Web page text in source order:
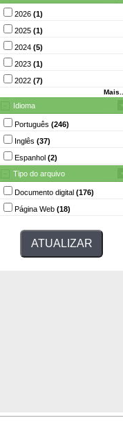
2026 (1)
2025 (1)
2024 (5)
2023 (1)
2022 (7)
Mais...
Idioma
Português (246)
Inglês (37)
Espanhol (2)
Tipo do arquivo
Documento digital (176)
Página Web (18)